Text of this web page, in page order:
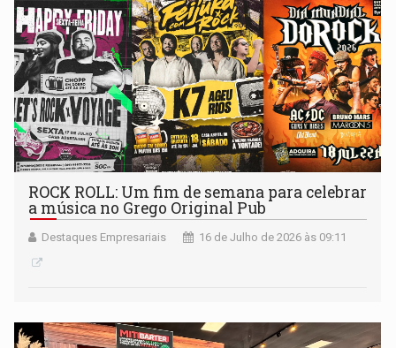
ROCK ROLL: Um fim de semana para celebrar
a música no Grego Original Pub
Destaques Empresariais 16 de Julho de 2026 às 09:11